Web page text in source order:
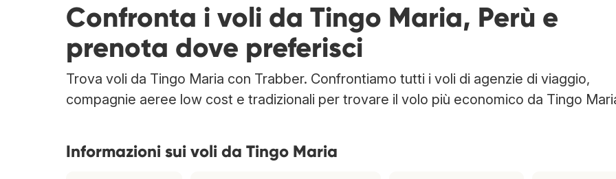
Confronta i voli da Tingo Maria, Perù e
prenota dove preferisci
Trova voli da Tingo Maria con Trabber. Confrontiamo tutti i voli di agenzie di viaggio,
compagnie aeree low cost e tradizionali per trovare il volo più economico da Tingo
Informazioni sui voli da Tingo Maria